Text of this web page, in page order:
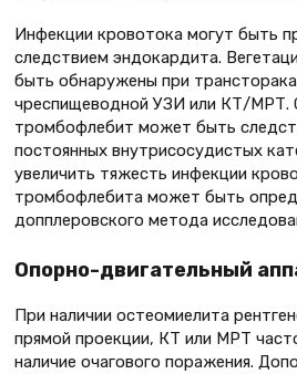
Инфекции кровотока могут быть
следствием эндокардита.
быть обнаружены при
чреспищеводной УЗИ или КТ/МРТ.
тромбофлебит может быть
постоянных внутрисосудистых
увеличить тяжесть инфекции
тромбофлебита может быть
допплеровского метода
Опорно-двигательный
При наличии остеомиелита
прямой проекции, КТ или МРТ
наличие очагового поражения.